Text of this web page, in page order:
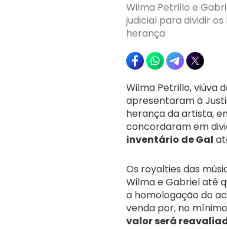
Wilma Petrillo e
judicial para dividir
herança
Wilma Petrillo, viúva
apresentaram à
herança da artista,
concordaram em
inventário de Gal
Os royalties das
Wilma e Gabriel até
a homologação do
venda por, no
valor será